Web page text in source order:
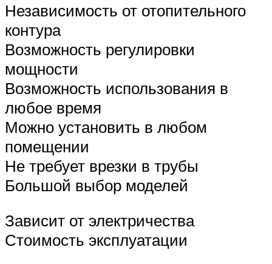
Независимость от отопительного
контура
Возможность регулировки
мощности
Возможность использования в
любое время
Можно установить в любом
помещении
Не требует врезки в трубы
Большой выбор моделей
Зависит от электричества
Стоимость эксплуатации